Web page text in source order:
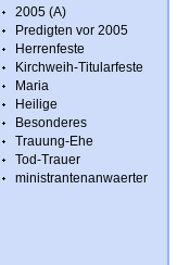
2005 (A)
Predigten vor 2005
Herrenfeste
Kirchweih-Titularfeste
Maria
Heilige
Besonderes
Trauung-Ehe
Tod-Trauer
ministrantenanwaerter